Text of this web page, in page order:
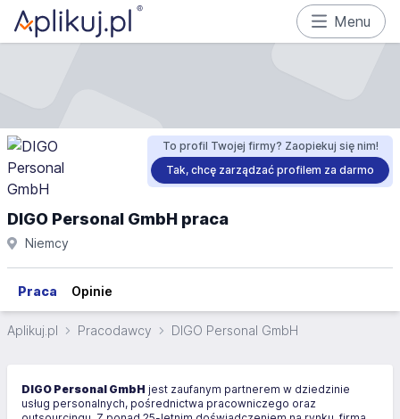
Menu
To profil Twojej firmy? Zaopiekuj się nim!
Tak, chcę zarządzać profilem za darmo
DIGO Personal GmbH praca
Niemcy
Praca Opinie
Aplikuj.pl Pracodawcy DIGO Personal GmbH
DIGO Personal GmbH jest zaufanym partnerem w dziedzinie
usług personalnych, pośrednictwa pracowniczego oraz